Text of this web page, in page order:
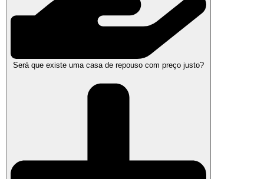
Será que existe uma casa de repouso com preço justo?